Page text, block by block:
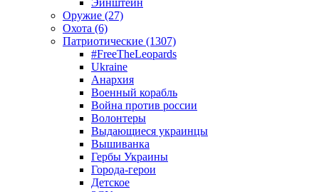
Эйнштейн
Оружие (27)
Охота (6)
Патриотические (1307)
#FreeTheLeopards
Ukraine
Анархия
Военный корабль
Война против россии
Волонтеры
Выдающиеся украинцы
Вышиванка
Гербы Украины
Города-герои
Детское